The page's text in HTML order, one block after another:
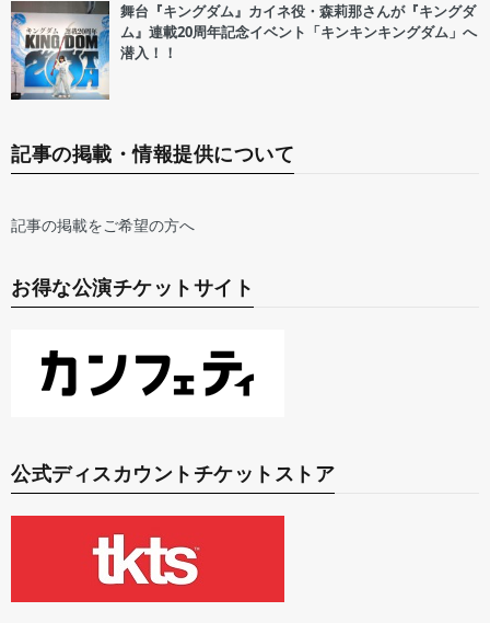
舞台『キングダム』カイネ役・森莉那さんが『キングダ
ム』連載20周年記念イベント「キンキンキングダム」へ
潜入！！
記事の掲載・情報提供について
記事の掲載をご希望の方へ
お得な公演チケットサイト
公式ディスカウントチケットストア